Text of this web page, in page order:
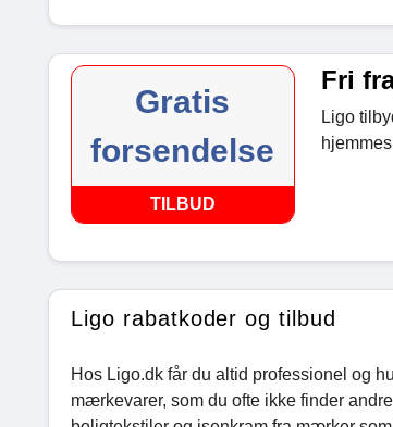
Gratis
forsendelse
TILBUD
Fri
Ligo
Ligo rabatkoder og tilbud
Hos Ligo.dk får du altid professionel og
mærkevarer, som du ofte ikke finder